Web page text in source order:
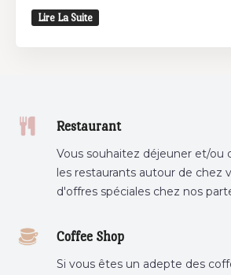
Lire La Suite
Restaurant
Vous souhaitez déjeuner et/ou
les restaurants autour de chez
d'offres spéciales chez nos
Coffee Shop
Si vous êtes un adepte des